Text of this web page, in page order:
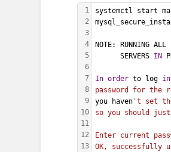
1
2
3
4
5
6
7
8
9
10
11
12
13
systemctl start
NOTE: RUNNING
      SERVERS
IN
In order to log
password for
you haven 't set
so you should
Enter current
OK, successfully